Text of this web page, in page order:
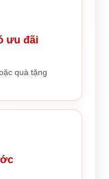
ưu đãi
quà tặng